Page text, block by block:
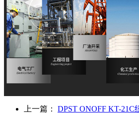
上一篇： DPST ONOFF KT-